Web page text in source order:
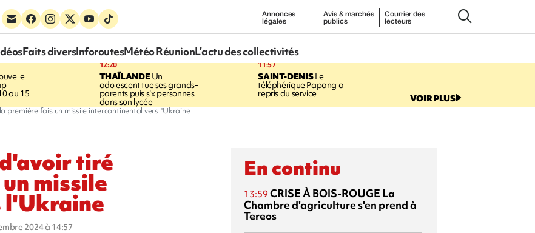
Annonces
légales
Avis & marchés
publics
Courrier des
lecteurs
Faits diversInforoutesMétéo RéunionL’actu des collectivités
au 15
12:20
THAÏLANDEUn
adolescent tue ses grands-
parents puis six personnes
dans son lycée
11:57
SAINT-DENISLe
téléphérique Papang a
repris du service VOIR PLUS
première fois un missile intercontinental vers l'Ukraine
tiré
missile
l'Ukraine
2024 à 14:57
En continu
13:59 CRISE À BOIS-ROUGE La
Chambre d'agriculture s'en prend à
Tereos